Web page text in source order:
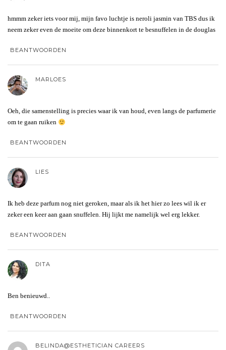
hmmm zeker iets voor mij, mijn favo luchtje is neroli jasmin van TBS dus ik
neem zeker even de moeite om deze binnenkort te besnuffelen in de douglas
BEANTWOORDEN
MARLOES
Oeh, die samenstelling is precies waar ik van houd, even langs de parfumerie
om te gaan ruiken
BEANTWOORDEN
LIES
Ik heb deze parfum nog niet geroken, maar als ik het hier zo lees wil ik er
zeker een keer aan gaan snuffelen. Hij lijkt me namelijk wel erg lekker.
BEANTWOORDEN
DITA
Ben benieuwd..
BEANTWOORDEN
BELINDA@ESTHETICIAN CAREERS